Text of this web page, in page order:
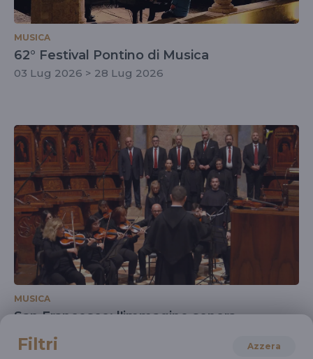
MUSICA
62° Festival Pontino di Musica
03 Lug 2026 > 28 Lug 2026
MUSICA
San Francesco: l'immagine sonora
Intervista a Paola Maurizi
Filtri Azzera